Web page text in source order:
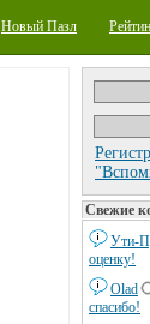
Новый Пазл
Свежие
Ути-
оценку!
Olad
спасибо!